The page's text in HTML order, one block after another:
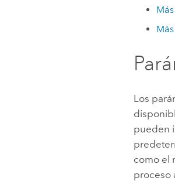
Los
pueden
como el
proceso